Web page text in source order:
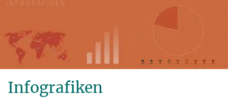
Infografiken